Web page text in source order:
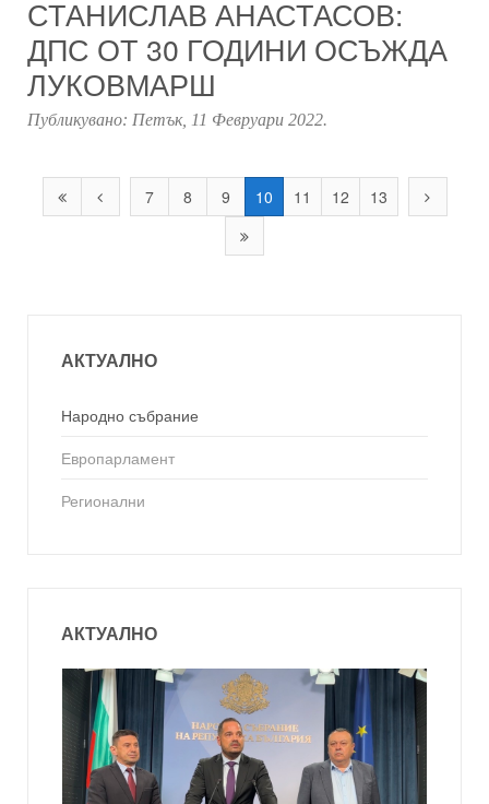
СТАНИСЛАВ АНАСТАСОВ:
ДПС ОТ 30 ГОДИНИ ОСЪЖДА
ЛУКОВМАРШ
Публикувано: Петък, 11 Февруари 2022.
7 8 9 10 11 12 13
АКТУАЛНО
Народно събрание
Европарламент
Регионални
АКТУАЛНО